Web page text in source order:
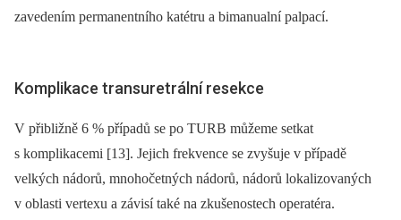
zavedením permanentního katétru a bimanualní palpací.
Komplikace transuretrální resekce
V přibližně 6 % případů se po TURB můžeme setkat
s komplikacemi [13]. Jejich frekvence se zvyšuje v případě
velkých nádorů, mnohočetných nádorů, nádorů lokalizovaných
v oblasti vertexu a závisí také na zkušenostech operatéra.